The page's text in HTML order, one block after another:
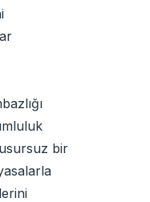
bir